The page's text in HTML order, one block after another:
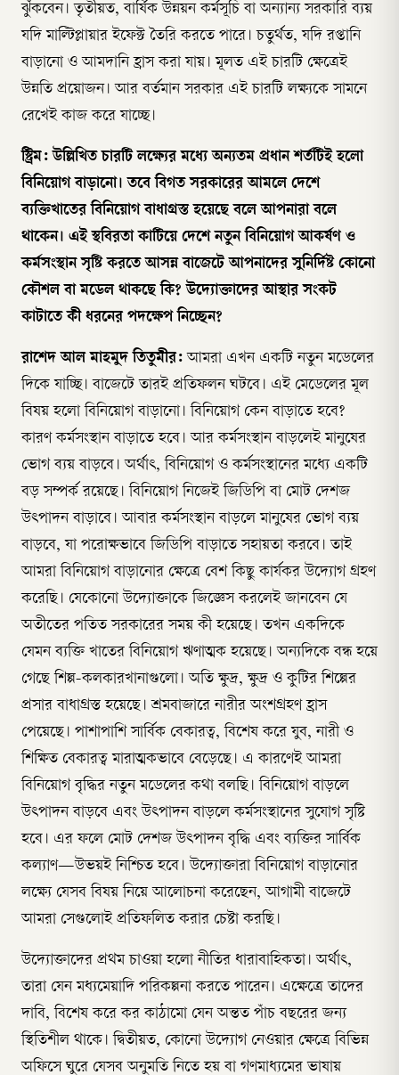
ঝুঁকবেন। তৃতীয়ত, বার্ষিক উন্নয়ন কর্মসূচি বা অন্যান্য সরকারি ব্যয়
যদি মাল্টিপ্লায়ার ইফেক্ট তৈরি করতে পারে। চতুর্থত, যদি রপ্তানি
বাড়ানো ও আমদানি হ্রাস করা যায়। মূলত এই চারটি ক্ষেত্রেই
উন্নতি প্রয়োজন। আর বর্তমান সরকার এই চারটি লক্ষ্যকে সামনে
রেখেই কাজ করে যাচ্ছে।
স্ট্রিম: উল্লিখিত চারটি লক্ষ্যের মধ্যে অন্যতম প্রধান শর্তটিই হলো
বিনিয়োগ বাড়ানো। তবে বিগত সরকারের আমলে দেশে
ব্যক্তিখাতের বিনিয়োগ বাধাগ্রস্ত হয়েছে বলে আপনারা বলে
থাকেন। এই স্থবিরতা কাটিয়ে দেশে নতুন বিনিয়োগ আকর্ষণ ও
কর্মসংস্থান সৃষ্টি করতে আসন্ন বাজেটে আপনাদের সুনির্দিষ্ট কোনো
কৌশল বা মডেল থাকছে কি? উদ্যোক্তাদের আস্থার সংকট
কাটাতে কী ধরনের পদক্ষেপ নিচ্ছেন?
রাশেদ আল মাহমুদ তিতুমীর: আমরা এখন একটি নতুন মডেলের
দিকে যাচ্ছি। বাজেটে তারই প্রতিফলন ঘটবে। এই মেডেলের মূল
বিষয় হলো বিনিয়োগ বাড়ানো। বিনিয়োগ কেন বাড়াতে হবে?
কারণ কর্মসংস্থান বাড়াতে হবে। আর কর্মসংস্থান বাড়লেই মানুষের
ভোগ ব্যয় বাড়বে। অর্থাৎ, বিনিয়োগ ও কর্মসংস্থানের মধ্যে একটি
বড় সম্পর্ক রয়েছে। বিনিয়োগ নিজেই জিডিপি বা মোট দেশজ
উৎপাদন বাড়াবে। আবার কর্মসংস্থান বাড়লে মানুষের ভোগ ব্যয়
বাড়বে, যা পরোক্ষভাবে জিডিপি বাড়াতে সহায়তা করবে। তাই
আমরা বিনিয়োগ বাড়ানোর ক্ষেত্রে বেশ কিছু কার্যকর উদ্যোগ গ্রহণ
করেছি। যেকোনো উদ্যোক্তাকে জিজ্ঞেস করলেই জানবেন যে
অতীতের পতিত সরকারের সময় কী হয়েছে। তখন একদিকে
যেমন ব্যক্তি খাতের বিনিয়োগ ঋণাত্মক হয়েছে। অন্যদিকে বন্ধ হয়ে
গেছে শিল্প-কলকারখানাগুলো। অতি ক্ষুদ্র, ক্ষুদ্র ও কুটির শিল্পের
প্রসার বাধাগ্রস্ত হয়েছে। শ্রমবাজারে নারীর অংশগ্রহণ হ্রাস
পেয়েছে। পাশাপাশি সার্বিক বেকারত্ব, বিশেষ করে যুব, নারী ও
শিক্ষিত বেকারত্ব মারাত্মকভাবে বেড়েছে। এ কারণেই আমরা
বিনিয়োগ বৃদ্ধির নতুন মডেলের কথা বলছি। বিনিয়োগ বাড়লে
উৎপাদন বাড়বে এবং উৎপাদন বাড়লে কর্মসংস্থানের সুযোগ সৃষ্টি
হবে। এর ফলে মোট দেশজ উৎপাদন বৃদ্ধি এবং ব্যক্তির সার্বিক
কল্যাণ—উভয়ই নিশ্চিত হবে। উদ্যোক্তারা বিনিয়োগ বাড়ানোর
লক্ষ্যে যেসব বিষয় নিয়ে আলোচনা করেছেন, আগামী বাজেটে
আমরা সেগুলোই প্রতিফলিত করার চেষ্টা করছি।
উদ্যোক্তাদের প্রথম চাওয়া হলো নীতির ধারাবাহিকতা। অর্থাৎ,
তারা যেন মধ্যমেয়াদি পরিকল্পনা করতে পারেন। এক্ষেত্রে তাদের
দাবি, বিশেষ করে কর কাঠামো যেন অন্তত পাঁচ বছরের জন্য
স্থিতিশীল থাকে। দ্বিতীয়ত, কোনো উদ্যোগ নেওয়ার ক্ষেত্রে বিভিন্ন
অফিসে ঘুরে যেসব অনুমতি নিতে হয় বা গণমাধ্যমের ভাষায়